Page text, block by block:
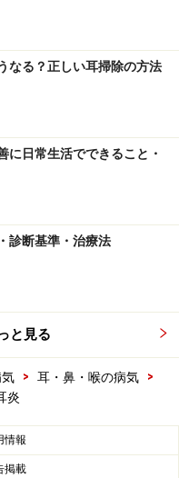
なる？正しい耳掃除の方法
に日常生活でできること・
診断基準・治療法
と見る
> 耳・鼻・喉の病気
>
炎
情報
掲載